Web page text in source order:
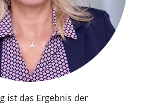
ist das Ergebnis der